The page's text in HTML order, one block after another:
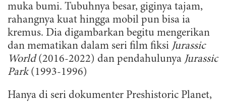
muka bumi. Tubuhnya besar, giginya tajam,
rahangnya kuat hingga mobil pun bisa ia
kremus. Dia digambarkan begitu mengerikan
dan mematikan dalam seri film fiksi Jurassic
World(2016-2022) dan pendahulunya Jurassic
Park(1993-1996)
Hanya di seri dokumenter Preshistoric Planet,